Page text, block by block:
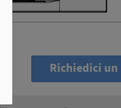
Richiedici